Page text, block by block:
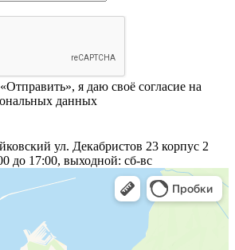
я даю своё согласие на
данных
ул. Декабристов 23 корпус 2
до 17:00, выходной: сб-вс